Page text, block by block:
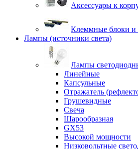
Аксессуары к
Клеммные блоки
Лампы (источники света)
Лампы
Линейные
Капсульные
Отражатель
Грушевидные
Свеча
Шарообразная
GX53
Высокой мощности
Низковольтные